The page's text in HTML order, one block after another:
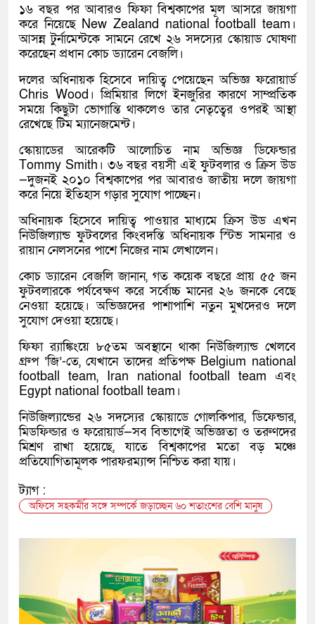
১৬ বছর পর আবারও ফিফা বিশ্বকাপের মূল আসরে জায়গা
করে নিয়েছে New Zealand national football team।
আসন্ন টুর্নামেন্টকে সামনে রেখে ২৬ সদস্যের স্কোয়াড ঘোষণা
করেছেন প্রধান কোচ ড্যারেন বেজলি।
দলের অধিনায়ক হিসেবে দায়িত্ব পেয়েছেন অভিজ্ঞ ফরোয়ার্ড
Chris Wood। প্রিমিয়ার লিগে ইনজুরির কারণে সাম্প্রতিক
সময়ে কিছুটা ভোগান্তি থাকলেও তার নেতৃত্বের ওপরই আস্থা
রেখেছে টিম ম্যানেজমেন্ট।
স্কোয়াডের আরেকটি আলোচিত নাম অভিজ্ঞ ডিফেন্ডার
Tommy Smith। ৩৬ বছর বয়সী এই ফুটবলার ও ক্রিস উড
—দুজনই ২০১০ বিশ্বকাপের পর আবারও জাতীয় দলে জায়গা
করে নিয়ে ইতিহাস গড়ার সুযোগ পাচ্ছেন।
অধিনায়ক হিসেবে দায়িত্ব পাওয়ার মাধ্যমে ক্রিস উড এখন
নিউজিল্যান্ড ফুটবলের কিংবদন্তি অধিনায়ক স্টিভ সামনার ও
রায়ান নেলসনের পাশে নিজের নাম লেখালেন।
কোচ ড্যারেন বেজলি জানান, গত কয়েক বছরে প্রায় ৫৫ জন
ফুটবলারকে পর্যবেক্ষণ করে সর্বোচ্চ মানের ২৬ জনকে বেছে
নেওয়া হয়েছে। অভিজ্ঞদের পাশাপাশি নতুন মুখদেরও দলে
সুযোগ দেওয়া হয়েছে।
ফিফা র‍্যাঙ্কিংয়ে ৮৫তম অবস্থানে থাকা নিউজিল্যান্ড খেলবে
গ্রুপ ‘জি’-তে, যেখানে তাদের প্রতিপক্ষ Belgium national
football team, Iran national football team এবং
Egypt national football team।
নিউজিল্যান্ডের ২৬ সদস্যের স্কোয়াডে গোলকিপার, ডিফেন্ডার,
মিডফিল্ডার ও ফরোয়ার্ড—সব বিভাগেই অভিজ্ঞতা ও তরুণদের
মিশ্রণ রাখা হয়েছে, যাতে বিশ্বকাপের মতো বড় মঞ্চে
প্রতিযোগিতামূলক পারফরম্যান্স নিশ্চিত করা যায়।
ট্যাগ :
অফিসে সহকর্মীর সঙ্গে সম্পর্কে জড়াচ্ছেন ৬০ শতাংশের বেশি মানুষ